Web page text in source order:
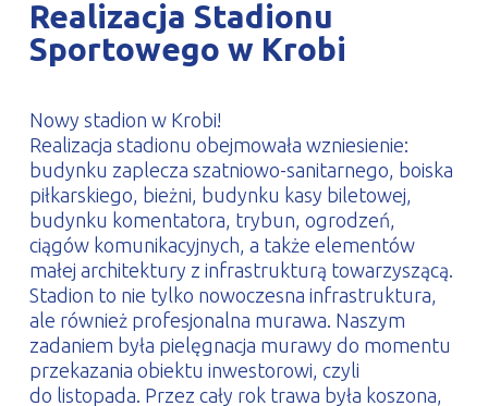
PROFILAR – profile zimnogięte
DE
Realizacja Stadionu
Sportowego w Krobi
Nowy stadion w Krobi!
Realizacja stadionu obejmowała wzniesienie:
budynku zaplecza szatniowo-sanitarnego, boiska
piłkarskiego, bieżni, budynku kasy biletowej,
budynku komentatora, trybun, ogrodzeń,
ciągów komunikacyjnych, a także elementów
małej architektury z infrastrukturą towarzyszącą.
Stadion to nie tylko nowoczesna infrastruktura,
ale również profesjonalna murawa. Naszym
zadaniem była pielęgnacja murawy do momentu
przekazania obiektu inwestorowi, czyli
do listopada. Przez cały rok trawa była koszona,